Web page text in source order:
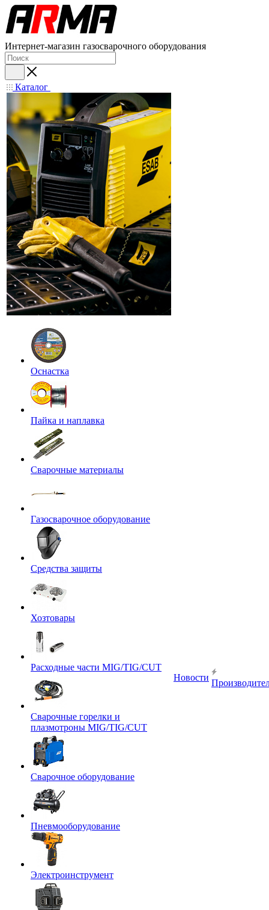
Интернет-магазин газосварочного оборудования
Каталог
Оснастка
Пайка и наплавка
Сварочные материалы
Газосварочное оборудование
Средства защиты
Хозтовары
Расходные части MIG/TIG/CUT
Сварочные горелки и
плазмотроны MIG/TIG/CUT
Сварочное оборудование
Пневмооборудование
Электроинструмент
Новости